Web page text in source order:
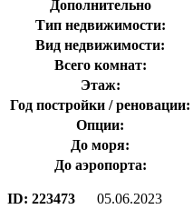
Дополнительно
Тип недвижимости:
Вид недвижимости:
Всего комнат:
Этаж:
Год постройки / реновации:
Опции:
До моря:
До аэропорта:
ID: 223473
05.06.2023